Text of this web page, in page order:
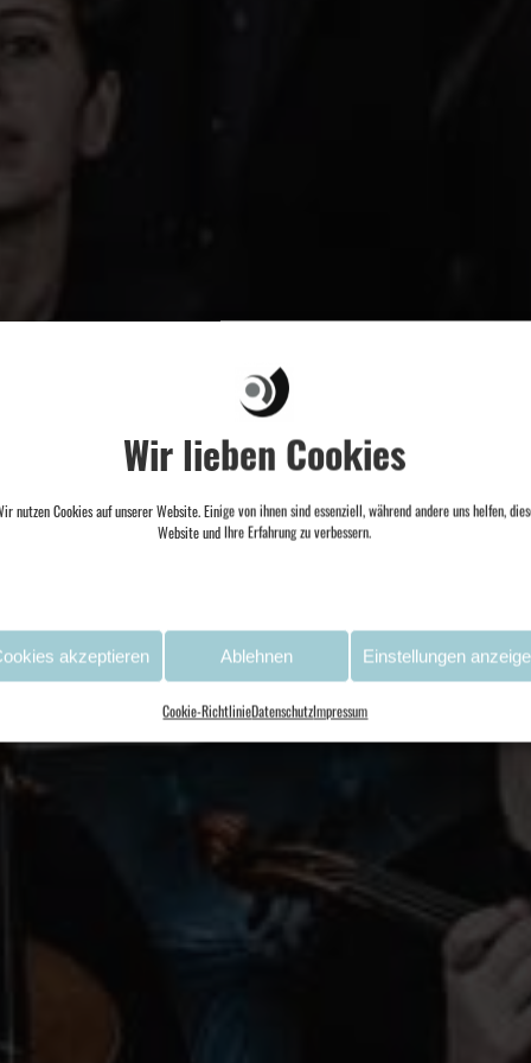
Wir lieben Cookies
nutzen Cookies auf unserer Website. Einige von ihnen sind essenziell, während andere uns helfen,
Website und Ihre Erfahrung zu verbessern.
akzeptieren Ablehnen Einstellungen
Cookie-RichtlinieDatenschutzImpressum